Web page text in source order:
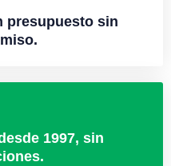
presupuesto sin
1997, sin